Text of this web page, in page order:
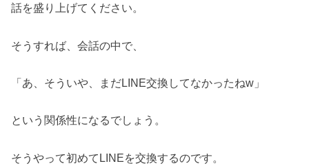
話を盛り上げてください。
そうすれば、会話の中で、
「あ、そういや、まだLINE交換してなかったねw」
という関係性になるでしょう。
そうやって初めてLINEを交換するのです。